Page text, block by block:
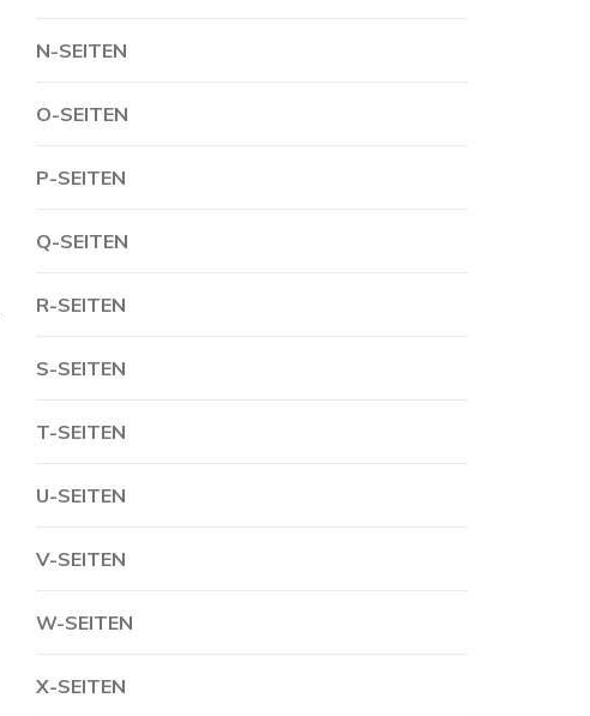
N-SEITEN
O-SEITEN
P-SEITEN
Q-SEITEN
R-SEITEN
S-SEITEN
T-SEITEN
U-SEITEN
V-SEITEN
W-SEITEN
X-SEITEN